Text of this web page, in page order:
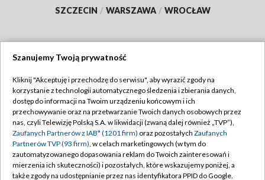
SZCZECIN / WARSZAWA / WROCŁAW
TVP
Abonament TVP
Emisja w TVP
Centrum informacji TVP
Naziemna Telewizja Cyfrowa
Regulamin TVP
Polityka prywatności
Moje zgody
Pomoc
Szanujemy Twoją prywatność
Kliknij "Akceptuję i przechodzę do serwisu", aby wyrazić zgody na
korzystanie z technologii automatycznego śledzenia i zbierania danych,
dostęp do informacji na Twoim urządzeniu końcowym i ich
przechowywanie oraz na przetwarzanie Twoich danych osobowych przez
nas, czyli Telewizję Polską S.A. w likwidacji (zwaną dalej również „TVP”),
Zaufanych Partnerów z IAB* (1201 firm) oraz pozostałych Zaufanych
Partnerów TVP (93 firm), w celach marketingowych (w tym do
zautomatyzowanego dopasowania reklam do Twoich zainteresowań i
mierzenia ich skuteczności) i pozostałych, które wskazujemy poniżej, a
także zgody na udostępnianie przez nas identyfikatora PPID do Google.